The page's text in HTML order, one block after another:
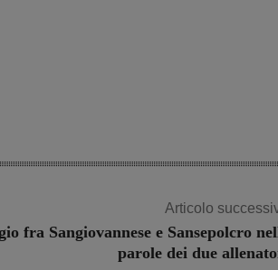
Articolo
fra Sangiovannese e Sansepolcro
parole dei due